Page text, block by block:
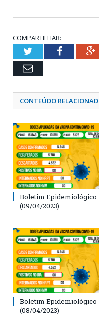
COMPARTILHAR:
TwitterFacebook
Email
CONTEÚDO
Boletim Epidemiológico
(09/04/2023)
Boletim Epidemiológico
(08/04/2023)